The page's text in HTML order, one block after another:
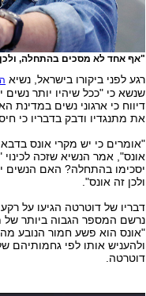
"אף אחד לא מסכים בהתחלה,
רגע לפני ביקורו בישראל, נשיא
שנשא כי "ככל שיהיו יותר נשים
דיווח כי ארגוני נשים
את מתנגדיו ודבק בדבריו כי
"אומרים כי יש מקרי אונס
אונס", אמר הנשיא שזכה
יסכימו בהתחלה? האם הנשים
ולכן זה אונס".
דבריו של דוטרטה הגיעו על
נרשם המספר הגבוה ביותר של
"אונס הוא פשע חמור הנובע
ולהעניש אותו לפי גחמותיהם
דוטרטה.